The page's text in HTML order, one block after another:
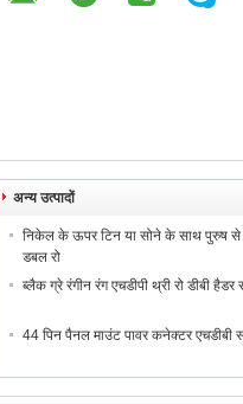
अन्य उत्पादों
निकेल के ऊपर टिन या सोने के साथ पुरुष से
डबल रो
ब्लैक ग्रे रंगीन रंग एचडीपी थ्री रो डीबी
44 पिन पैनल माउंट पावर कनेक्टर एचडीबी